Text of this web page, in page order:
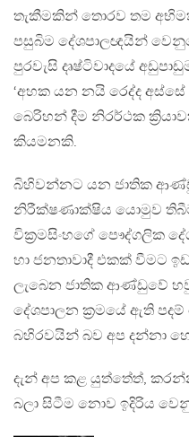
තැකීමකින් තොරව තම
පසුබිම දේශපාලඥයින්
පුරවැසි දෘෂ්ටිවාදයේ
‘අහක යන නයි රෙද්ද අස්සේ
බෙරිහන් දීම නිරර්ථක
කියමනකි.
බිහිවන්නට යන ජාතික
නිරීක්ෂණාක්ෂිය යොමුව
වික්‍රමසිංහගේ පෞද්ගලික
හා ජනතාවාදී එකක් වීමට
ලැබෙන ජාතික ආණ්ඩුවේ
දේශපාලන ක්‍රමයේ ඇති
බහිරවයින් බව අප දන්නා
දැන් අප කළ යුත්තේත්,
බලා සිටීම නොව ඉදිරිය